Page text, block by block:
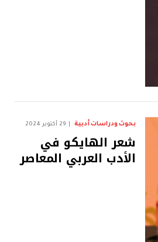
بحوث ودراسات أدبية 29 أكتوبر 2024
شعر الهايكو في
الأدب العربي المعاصر